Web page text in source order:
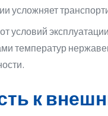
усложняет
условий
температур
к